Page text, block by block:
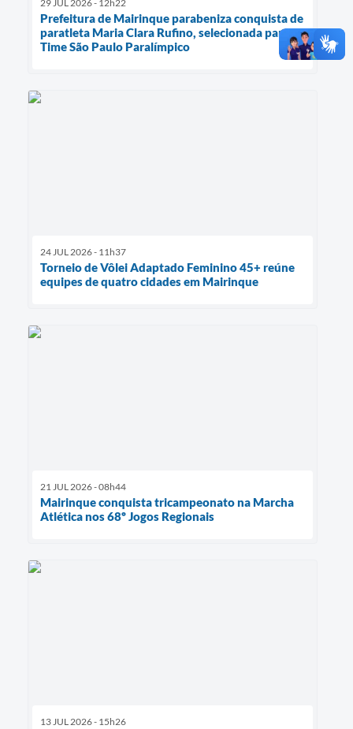
29 JUL 2026 - 12h22
Prefeitura de Mairinque parabeniza conquista de
paratleta Maria Clara Rufino, selecionada para o
Time São Paulo Paralímpico
24 JUL 2026 - 11h37
Torneio de Vôlei Adaptado Feminino 45+ reúne
equipes de quatro cidades em Mairinque
21 JUL 2026 - 08h44
Mairinque conquista tricampeonato na Marcha
Atlética nos 68º Jogos Regionais
13 JUL 2026 - 15h26